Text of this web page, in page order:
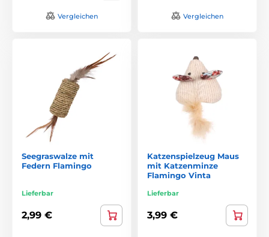
Vergleichen Vergleichen
Seegraswalze mit
Federn Flamingo
Lieferbar
2,99 €
Katzenspielzeug Maus
mit Katzenminze
Flamingo Vinta
Lieferbar
3,99 €